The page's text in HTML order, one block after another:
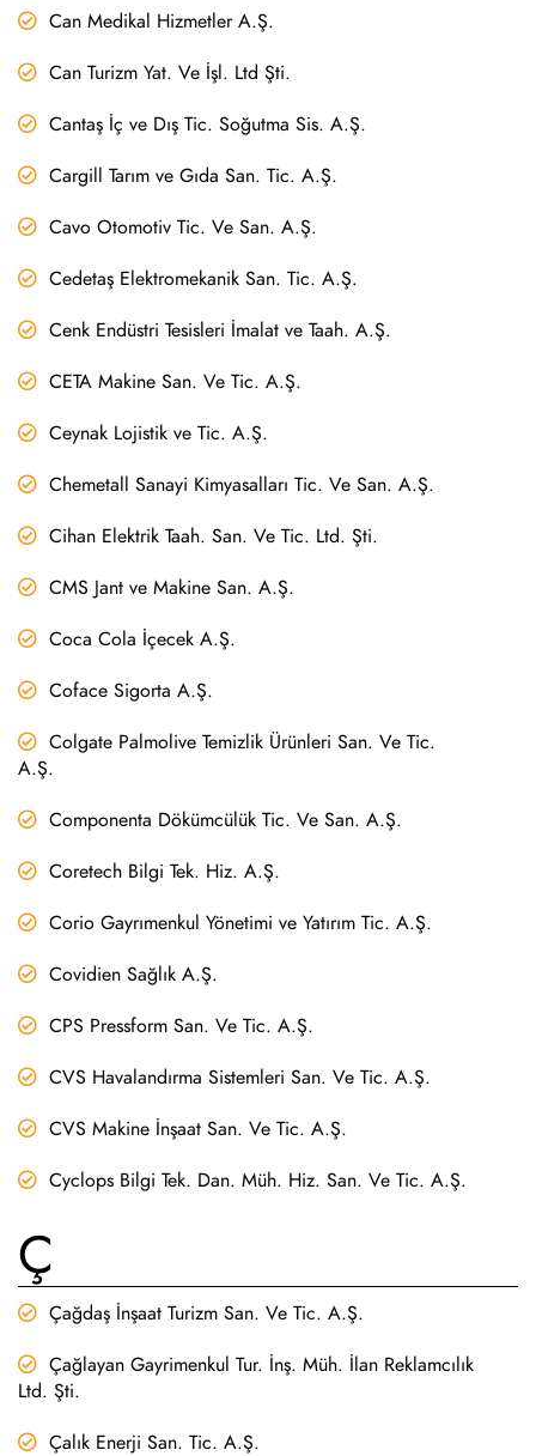
Can Medikal Hizmetler A.Ş.
Can Turizm Yat. Ve İşl. Ltd Şti.
Cantaş İç ve Dış Tic. Soğutma Sis. A.Ş.
Cargill Tarım ve Gıda San. Tic. A.Ş.
Cavo Otomotiv Tic. Ve San. A.Ş.
Cedetaş Elektromekanik San. Tic. A.Ş.
Cenk Endüstri Tesisleri İmalat ve Taah. A.Ş.
CETA Makine San. Ve Tic. A.Ş.
Ceynak Lojistik ve Tic. A.Ş.
Chemetall Sanayi Kimyasalları Tic. Ve San. A.Ş.
Cihan Elektrik Taah. San. Ve Tic. Ltd. Şti.
CMS Jant ve Makine San. A.Ş.
Coca Cola İçecek A.Ş.
Coface Sigorta A.Ş.
Colgate Palmolive Temizlik Ürünleri San. Ve Tic.
A.Ş.
Componenta Dökümcülük Tic. Ve San. A.Ş.
Coretech Bilgi Tek. Hiz. A.Ş.
Corio Gayrımenkul Yönetimi ve Yatırım Tic. A.Ş.
Covidien Sağlık A.Ş.
CPS Pressform San. Ve Tic. A.Ş.
CVS Havalandırma Sistemleri San. Ve Tic. A.Ş.
CVS Makine İnşaat San. Ve Tic. A.Ş.
Cyclops Bilgi Tek. Dan. Müh. Hiz. San. Ve Tic. A.Ş.
Ç
Çağdaş İnşaat Turizm San. Ve Tic. A.Ş.
Çağlayan Gayrimenkul Tur. İnş. Müh. İlan Reklamcılık
Ltd. Şti.
Çalık Enerji San. Tic. A.Ş.